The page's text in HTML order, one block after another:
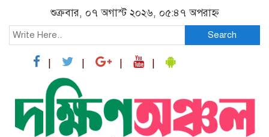
শুক্রবার, ০৭ অগাস্ট ২০২৬, ০৫:৪৭ অপরাহ্ন
Search